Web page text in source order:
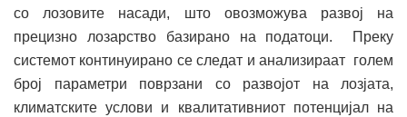
со лозовите насади, што овозможува развој на
прецизно лозарство базирано на податоци. Преку
системот континуирано се следат и анализираат голем
број параметри поврзани со развојот на лозјата,
климатските услови и квалитативниот потенцијал на